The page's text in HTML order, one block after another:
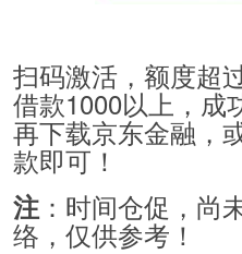
扫码激活，额度超
借款1000以上，成
再下载京东金融，
款即可！
注 ：时间仓促，尚
络，仅供参考！